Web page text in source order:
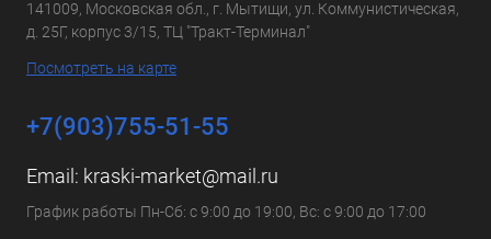
141009, Московская обл., г. Мытищи, ул. Коммунистическая,
д. 25Г, корпус 3/15, ТЦ "Тракт-Терминал"
Посмотреть на карте
+7(903)755-51-55
Email: kraski-market@mail.ru
График работы Пн-Сб: с 9:00 до 19:00, Вс: с 9:00 до 17:00